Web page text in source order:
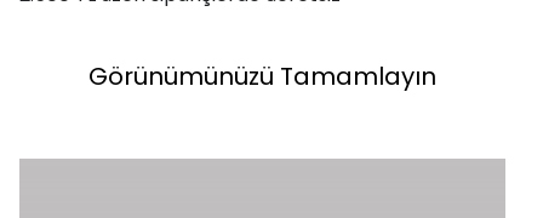
Görünümünüzü Tamamlayın